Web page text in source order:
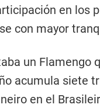
en los
con mayor
un Flamengo
acumula siete
en el